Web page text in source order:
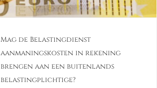
Mag de Belastingdienst
aanmaningskosten in rekening
brengen aan een buitenlands
belastingplichtige?